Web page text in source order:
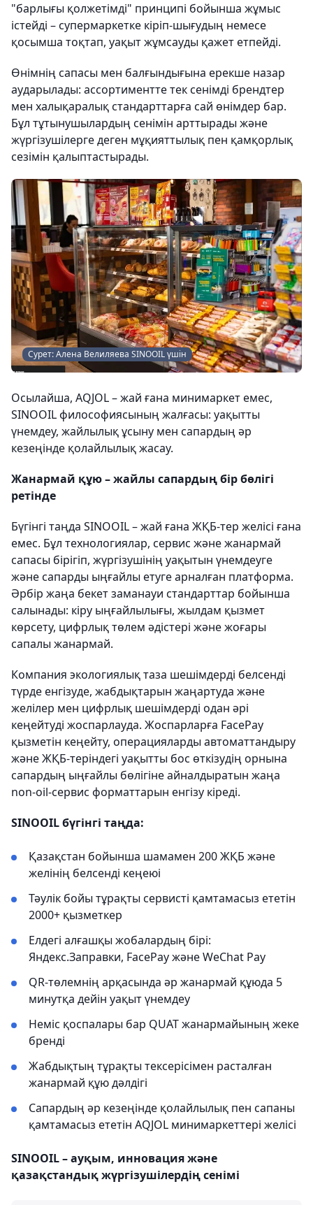
"барлығы қолжетімді" принципі бойынша жұмыс
істейді – супермаркетке кіріп-шығудың немесе
қосымша тоқтап, уақыт жұмсауды қажет етпейді.
Өнімнің сапасы мен балғындығына ерекше назар
аударылады: ассортиментте тек сенімді брендтер
мен халықаралық стандарттарға сай өнімдер бар.
Бұл тұтынушылардың сенімін арттырады және
жүргізушілерге деген мұқияттылық пен қамқорлық
сезімін қалыптастырады.
Сурет: Алена Велиляева SINOOIL үшін
Осылайша, AQJOL – жай ғана минимаркет емес,
SINOOIL философиясының жалғасы: уақытты
үнемдеу, жайлылық ұсыну мен сапардың әр
кезеңінде қолайлылық жасау.
Жанармай құю – жайлы сапардың бір бөлігі
ретінде
Бүгінгі таңда SINOOIL – жай ғана ЖҚБ-тер желісі ғана
емес. Бұл технологиялар, сервис және жанармай
сапасы бірігіп, жүргізушінің уақытын үнемдеуге
және сапарды ыңғайлы етуге арналған платформа.
Әрбір жаңа бекет заманауи стандарттар бойынша
салынады: кіру ыңғайлылығы, жылдам қызмет
көрсету, цифрлық төлем әдістері және жоғары
сапалы жанармай.
Компания экологиялық таза шешімдерді белсенді
түрде енгізуде, жабдықтарын жаңартуда және
желілер мен цифрлық шешімдерді одан әрі
кеңейтуді жоспарлауда. Жоспарларға FacePay
қызметін кеңейту, операцияларды автоматтандыру
және ЖҚБ-теріндегі уақытты бос өткізудің орнына
сапардың ыңғайлы бөлігіне айналдыратын жаңа
non-oil-сервис форматтарын енгізу кіреді.
SINOOIL бүгінгі таңда:
Қазақстан бойынша шамамен 200 ЖҚБ және
желінің белсенді кеңеюі
Тәулік бойы тұрақты сервисті қамтамасыз ететін
2000+ қызметкер
Елдегі алғашқы жобалардың бірі:
Яндекс.Заправки, FacePay және WeChat Pay
QR-төлемнің арқасында әр жанармай құюда 5
минутқа дейін уақыт үнемдеу
Неміс қоспалары бар QUAT жанармайының жеке
бренді
Жабдықтың тұрақты тексерісімен расталған
жанармай құю дәлдігі
Сапардың әр кезеңінде қолайлылық пен сапаны
қамтамасыз ететін AQJOL минимаркеттері желісі
SINOOIL – ауқым, инновация және
қазақстандық жүргізушілердің сенімі